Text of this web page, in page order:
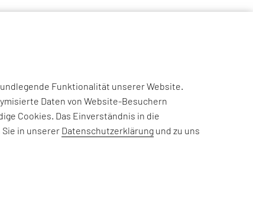
Funktionalität unserer Website.
Daten von Website-Besuchern
Cookies. Das Einverständnis in die
in unserer Datenschutzerklärung und zu uns